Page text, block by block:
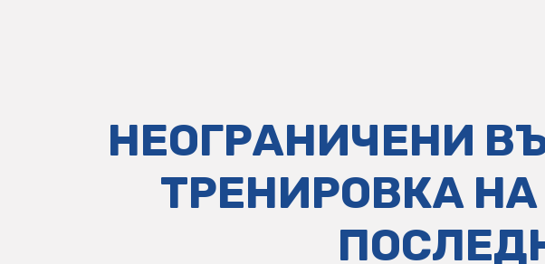
НЕОГРАНИЧЕНИ
ТРЕНИРОВКА НА